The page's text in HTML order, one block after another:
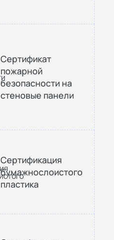
Сертификат
пожарной
безопасности на
стеновые панели
Сертификация
бумажнослоистого
пластика